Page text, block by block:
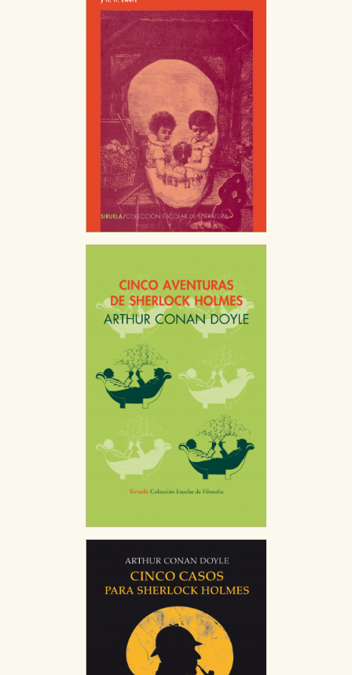
Cookies de rendimiento y analíticas
Estas cookies se utilizan para mejorar su experiencia
de navegación y optimizar el funcionamiento de
nuestro sitio web. Almacenan configuraciones de
servicios para que no tenga que reconfigurarlos cada
vez que nos visita. La información es agregada y, por lo
tanto, es anónima.
Cookies de publicidad y redes sociales
Estas cookies son gestionadas por nuestros socios
publicitarios y se utilizan para mostrar publicidad
relevante para sus intereses en otros sitios. No
almacenan directamente información personal sino
que se basan en la identificación única de su
navegador y dispositivo de internet.
GUARDAR CONFIGURACIÓN
Puede consultar nuestrapolítica de cookies